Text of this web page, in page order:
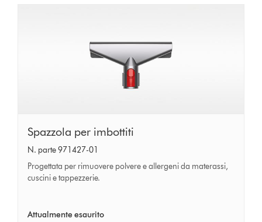
Spazzola
per
imbottiti
Spazzola per imbottiti
N. parte 971427-01
Progettata per rimuovere polvere e allergeni da materassi,
cuscini e tappezzerie.
Attualmente esaurito